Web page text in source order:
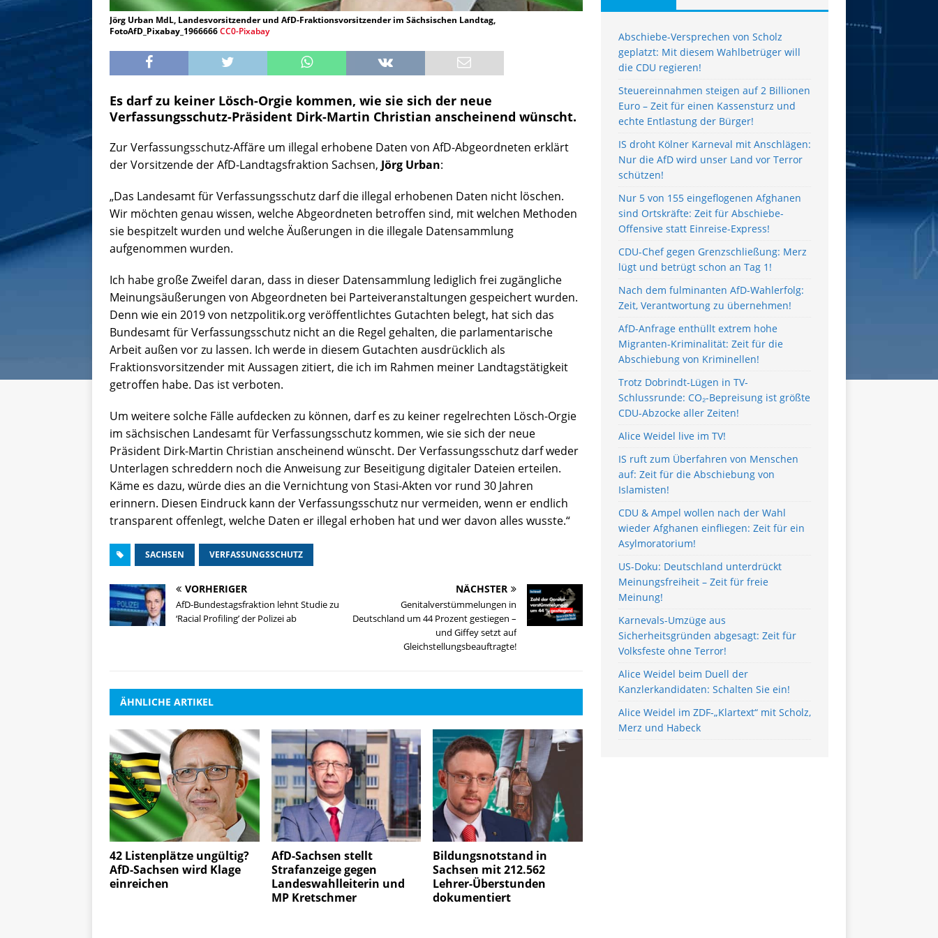
Jörg Urban MdL, Landesvorsitzender und AfD-Fraktionsvorsitzender im Sächsischen Landtag,
FotoAfD_Pixabay_1966666CC0-Pixabay
Es darf zu keiner Lösch-Orgie kommen, wie sie sich der neue
Verfassungsschutz-Präsident Dirk-Martin Christian anscheinend wünscht.
Zur Verfassungsschutz-Affäre um illegal erhobene Daten von AfD-Abgeordneten erklärt
der Vorsitzende der AfD-Landtagsfraktion Sachsen, Jörg Urban:
„Das Landesamt für Verfassungsschutz darf die illegal erhobenen Daten nicht löschen.
Wir möchten genau wissen, welche Abgeordneten betroffen sind, mit welchen Methoden
sie bespitzelt wurden und welche Äußerungen in die illegale Datensammlung
aufgenommen wurden.
Ich habe große Zweifel daran, dass in dieser Datensammlung lediglich frei zugängliche
Meinungsäußerungen von Abgeordneten bei Parteiveranstaltungen gespeichert wurden.
Denn wie ein 2019 von netzpolitik.org veröffentlichtes Gutachten belegt, hat sich das
Bundesamt für Verfassungsschutz nicht an die Regel gehalten, die parlamentarische
Arbeit außen vor zu lassen. Ich werde in diesem Gutachten ausdrücklich als
Fraktionsvorsitzender mit Aussagen zitiert, die ich im Rahmen meiner Landtagstätigkeit
getroffen habe. Das ist verboten.
Um weitere solche Fälle aufdecken zu können, darf es zu keiner regelrechten Lösch-Orgie
im sächsischen Landesamt für Verfassungsschutz kommen, wie sie sich der neue
Präsident Dirk-Martin Christian anscheinend wünscht. Der Verfassungsschutz darf weder
Unterlagen schreddern noch die Anweisung zur Beseitigung digitaler Dateien erteilen.
Käme es dazu, würde dies an die Vernichtung von Stasi-Akten vor rund 30 Jahren
erinnern. Diesen Eindruck kann der Verfassungsschutz nur vermeiden, wenn er endlich
transparent offenlegt, welche Daten er illegal erhoben hat und wer davon alles wusste.“
SACHSEN VERFASSUNGSSCHUTZ
VORHERIGER
AfD-Bundestagsfraktion lehnt Studie zu
‘Racial Profiling’ der Polizei ab
NÄCHSTER
Genitalverstümmelungen in
Deutschland um 44 Prozent gestiegen –
und Giffey setzt auf
Gleichstellungsbeauftragte!
ÄHNLICHE ARTIKEL
42 Listenplätze ungültig?
AfD-Sachsen wird Klage
einreichen
AfD-Sachsen stellt
Strafanzeige gegen
Landeswahlleiterin und
MP Kretschmer
Bildungsnotstand in
Sachsen mit 212.562
Lehrer-Überstunden
dokumentiert
Abschiebe-Versprechen von Scholz
geplatzt: Mit diesem Wahlbetrüger will
die CDU regieren!
Steuereinnahmen steigen auf 2 Billionen
Euro – Zeit für einen Kassensturz und
echte Entlastung der Bürger!
IS droht Kölner Karneval mit Anschlägen:
Nur die AfD wird unser Land vor Terror
schützen!
Nur 5 von 155 eingeflogenen Afghanen
sind Ortskräfte: Zeit für Abschiebe-
Offensive statt Einreise-Express!
CDU-Chef gegen Grenzschließung: Merz
lügt und betrügt schon an Tag 1!
Nach dem fulminanten AfD-Wahlerfolg:
Zeit, Verantwortung zu übernehmen!
AfD-Anfrage enthüllt extrem hohe
Migranten-Kriminalität: Zeit für die
Abschiebung von Kriminellen!
Trotz Dobrindt-Lügen in TV-
Schlussrunde: CO₂-Bepreisung ist größte
CDU-Abzocke aller Zeiten!
Alice Weidel live im TV!
IS ruft zum Überfahren von Menschen
auf: Zeit für die Abschiebung von
Islamisten!
CDU & Ampel wollen nach der Wahl
wieder Afghanen einfliegen: Zeit für ein
Asylmoratorium!
US-Doku: Deutschland unterdrückt
Meinungsfreiheit – Zeit für freie
Meinung!
Karnevals-Umzüge aus
Sicherheitsgründen abgesagt: Zeit für
Volksfeste ohne Terror!
Alice Weidel beim Duell der
Kanzlerkandidaten: Schalten Sie ein!
Alice Weidel im ZDF-„Klartext“ mit Scholz,
Merz und Habeck